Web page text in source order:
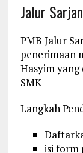
Jalur
PMB Jalur
penerimaan
Hasyim yang
SMK
Langkah
isi form